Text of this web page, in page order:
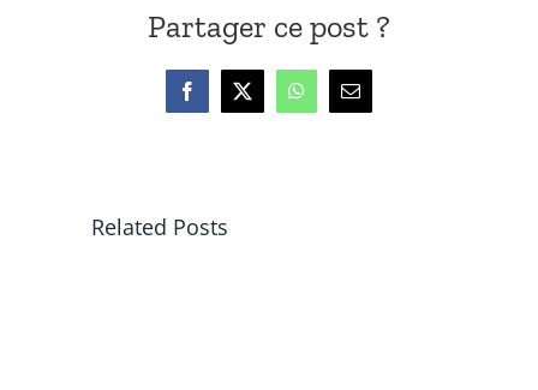
Partager ce post ?
Facebook
X WhatsAppEmail
Related Posts